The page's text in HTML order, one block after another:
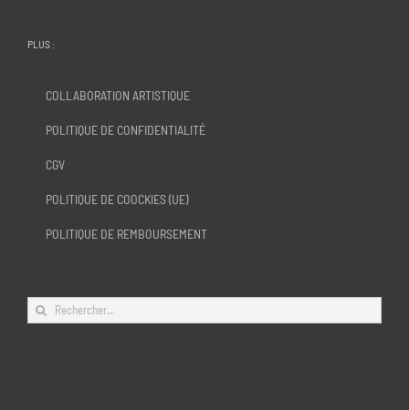
PLUS :
COLLABORATION ARTISTIQUE
POLITIQUE DE CONFIDENTIALITÉ
CGV
POLITIQUE DE COOCKIES (UE)
POLITIQUE DE REMBOURSEMENT
Rechercher: